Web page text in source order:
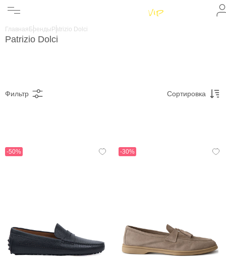
Главная Бренды Patrizio Dolci
Patrizio Dolci
Фильтр Сортировка
-50% -30%